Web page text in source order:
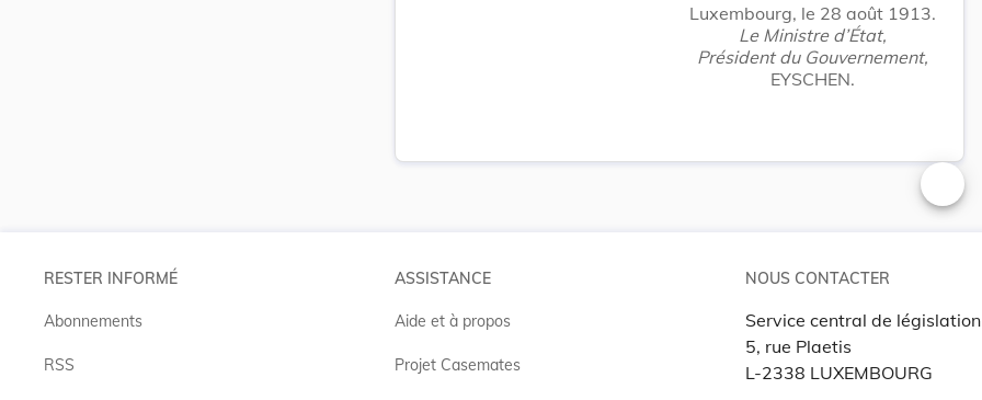
Luxembourg, le 28 août 1913.
Le Ministre d’État,
Président du Gouvernement,
EYSCHEN.
RESTER INFORMÉ
Abonnements
RSS
ASSISTANCE
Aide et à propos
Projet Casemates
NOUS CONTACTER
Service central de législation
5, rue Plaetis
L-2338 LUXEMBOURG